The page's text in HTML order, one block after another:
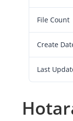
File Count
Create
Last